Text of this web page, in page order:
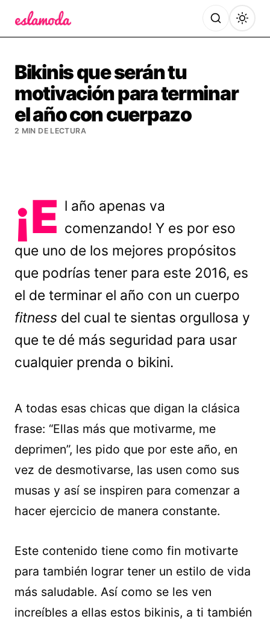
Bikinis que serán tu
motivación para terminar
el año con cuerpazo
2 MIN DE LECTURA
¡E l año apenas va
comenzando! Y es por eso
que uno de los mejores propósitos
que podrías tener para este 2016, es
el de terminar el año con un cuerpo
fitness del cual te sientas orgullosa y
que te dé más seguridad para usar
cualquier prenda o bikini.
A todas esas chicas que digan la clásica
frase: “Ellas más que motivarme, me
deprimen”, les pido que por este año, en
vez de desmotivarse, las usen como sus
musas y así se inspiren para comenzar a
hacer ejercicio de manera constante.
Este contenido tiene como fin motivarte
para también lograr tener un estilo de vida
más saludable. Así como se les ven
increíbles a ellas estos bikinis, a ti también